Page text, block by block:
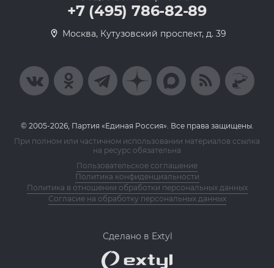
+7 (495) 786-82-89
Москва, Кутузовский проспект, д. 39
© 2005-2026, Партия «Единая Россия». Все права защищены.
При полном или частичном использовании материалов ссылка
на ресурс обязательна
Пользовательское соглашение
Политика конфиденциальности
Политика в отношении обработки персональных данных
Согласие на обработку персональных данных
Сделано в Extyl